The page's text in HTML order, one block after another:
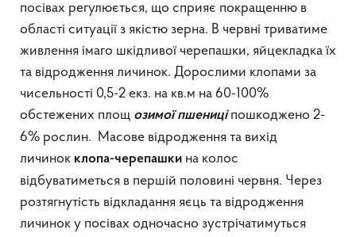
посівах регулюється, що сприяє покращенню в
області ситуації з якістю зерна. В червні триватиме
живлення імаго шкідливої черепашки, яйцекладка їх
та відродження личинок. Дорослими клопами за
чисельності 0,5-2 екз. на кв.м на 60-100%
обстежених площ озимої пшениціпошкоджено 2-
6% рослин. Масове відродження та вихід
личинок клопа-черепашки на колос
відбуватиметься в першій половині червня. Через
розтягнутість відкладання яєць та відродження
личинок у посівах одночасно зустрічатимуться